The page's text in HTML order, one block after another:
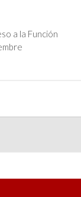
a la Función